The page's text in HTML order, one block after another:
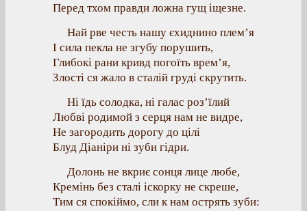
Перед тхом правди ложна гущ іщезне.
Най рве честь нашу єхиднино плем’я
І сила пекла не згубу порушить,
Глибокі рани кривд погоїть врем’я,
Злості ся жало в сталій груді скрутить.
Ні їдь солодка, ні галас роз’їлий
Любві родимой з серця нам не видре,
Не загородить дорогу до цілі
Блуд Діаніри ні зуби гідри.
Долонь не вкриє сонця лице любе,
Кремінь без сталі іскорку не скреше,
Тим ся спокіймо, сли к нам острять зуби: